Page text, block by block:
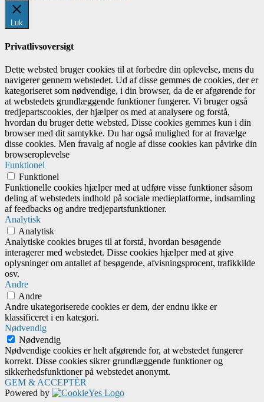
Luk
Privatlivsoversigt
Dette websted bruger cookies til at forbedre din oplevelse, mens du
navigerer gennem webstedet. Ud af disse gemmes de cookies, der er
kategoriseret som nødvendige, i din browser, da de er afgørende for
at webstedets grundlæggende funktioner fungerer. Vi bruger også
tredjepartscookies, der hjælper os med at analysere og forstå,
hvordan du bruger dette websted. Disse cookies gemmes kun i din
browser med dit samtykke. Du har også mulighed for at fravælge
disse cookies. Men fravalg af nogle af disse cookies kan påvirke din
browseroplevelse
Funktionel
Funktionel
Funktionelle cookies hjælper med at udføre visse funktioner såsom
deling af webstedets indhold på sociale medieplatforme, indsamling
af feedbacks og andre tredjepartsfunktioner.
Analytisk
Analytisk
Analytiske cookies bruges til at forstå, hvordan besøgende
interagerer med webstedet. Disse cookies hjælper med at give
oplysninger om antallet af besøgende, afvisningsprocent, trafikkilde
osv.
Andre
Andre
Andre ukategoriserede cookies er dem, der endnu ikke er
klassificeret i en kategori.
Nødvendig
Nødvendig
Nødvendige cookies er helt afgørende for, at webstedet fungerer
korrekt. Disse cookies sikrer grundlæggende funktioner og
sikkerhedsfunktioner på webstedet anonymt.
GEM & ACCEPTÈR
Powered by